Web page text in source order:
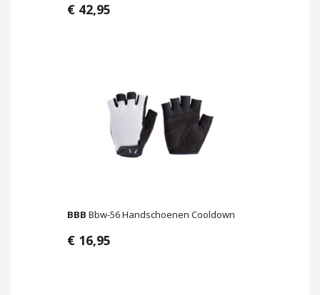
€ 42,95
BBB Bbw-56 Handschoenen Cooldown
€ 16,95